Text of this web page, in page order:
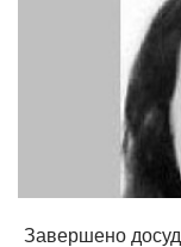
Завершено